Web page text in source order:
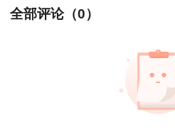
过一遍，在把讲义看一遍，
遍。当然，这个学习过程
做，但最终所有的习题都做
最后，总结出来的心得
全部评论（0）
老师讲的深入浅出，风趣幽